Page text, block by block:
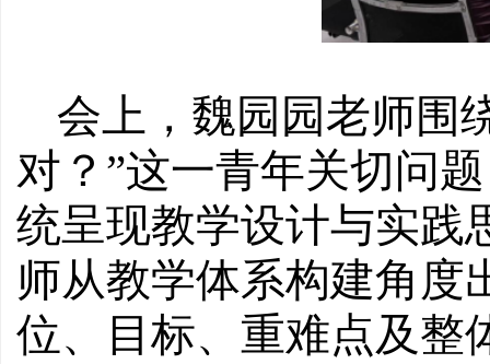
会上，魏园园老师围
对？”这一青年关切问
统呈现教学设计与实践
师从教学体系构建角度
位、目标、重难点及整